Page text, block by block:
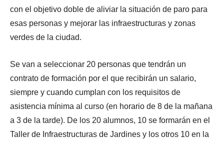
con el objetivo doble de aliviar la situación de paro para
esas personas y mejorar las infraestructuras y zonas
verdes de la ciudad.
Se van a seleccionar 20 personas que tendrán un
contrato de formación por el que recibirán un salario,
siempre y cuando cumplan con los requisitos de
asistencia mínima al curso (en horario de 8 de la mañana
a 3 de la tarde). De los 20 alumnos, 10 se formarán en el
Taller de Infraestructuras de Jardines y los otros 10 en la